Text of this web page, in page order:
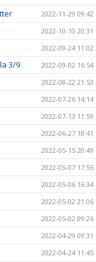
2022-11-29 09:42
2022-10-10 20:31
2022-09-24 11:02
3/9 2022-09-02 16:54
2022-08-22 21:53
2022-07-26 14:14
2022-07-13 11:59
2022-06-27 18:41
2022-05-15 20:49
2022-05-07 17:55
2022-05-06 16:34
2022-05-02 21:06
2022-05-02 09:26
2022-04-29 09:31
2022-04-24 11:45